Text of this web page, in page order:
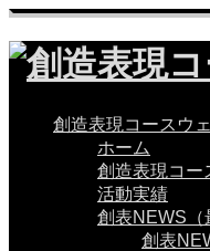
創造表現コースウ
ホーム
創造表現コー
活動実績
創表NEWS（
創表